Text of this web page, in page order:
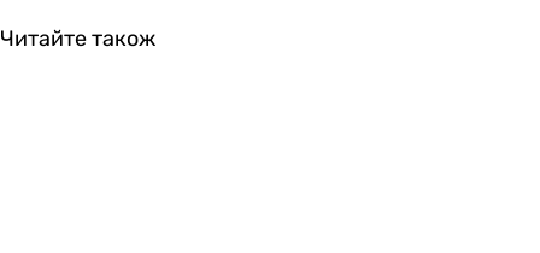
Читайте також